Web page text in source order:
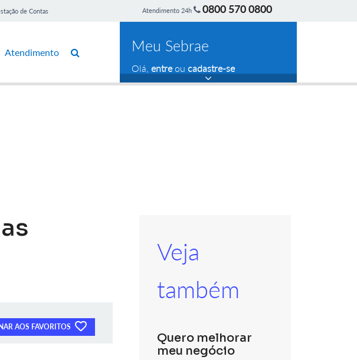
de Contas Atendimento 24h 0800 570 0800
Atendimento Meu Sebrae
Olá, entreou cadastre-se
AOS FAVORITOS
Veja
também
Quero melhorar
meu negócio